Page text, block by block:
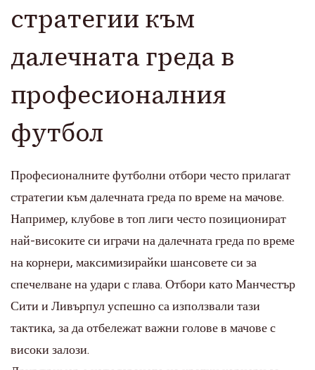
стратегии към
далечната греда в
професионалния
футбол
Професионалните футболни отбори често прилагат
стратегии към далечната греда по време на мачове.
Например, клубове в топ лиги често позиционират
най-високите си играчи на далечната греда по време
на корнери, максимизирайки шансовете си за
спечелване на удари с глава. Отбори като Манчестър
Сити и Ливърпул успешно са използвали тази
тактика, за да отбележат важни голове в мачове с
високи залози.